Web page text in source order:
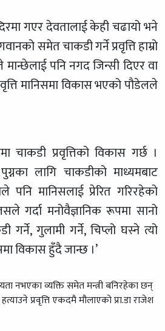
गएर देवतालाई केही चढायो भने
समेत चाकडी गर्ने प्रवृत्ति हाम्रो
पनि नगद जिन्सी दिएर वा
मानिसमा विकास भएको पौडेलले
चाकडी प्रवृत्तिको विकास गर्छ ।
लागि चाकडीको माध्यमबाट
मानिसलाई प्रेरित गरिरहेको
गर्दा मनोवैज्ञानिक रूपमा सानो
गर्ने, गुलामी गर्ने, चिप्लो घस्ने त्यो
विकास हुँदै जान्छ ।’
नभएका व्यक्ति समेत मन्त्री बनिरहेका छन्
प्रवृत्ति एकदमै मौलाएको प्रा.डा राजेश